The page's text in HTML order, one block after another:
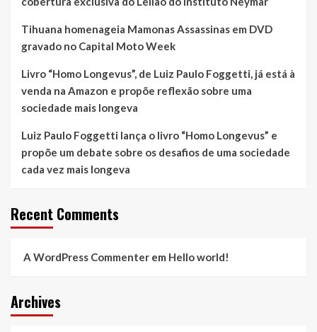
Tihuana homenageia Mamonas Assassinas em DVD
gravado no Capital Moto Week
Livro “Homo Longevus”, de Luiz Paulo Foggetti, já está à
venda na Amazon e propõe reflexão sobre uma
sociedade mais longeva
Luiz Paulo Foggetti lança o livro “Homo Longevus” e
propõe um debate sobre os desafios de uma sociedade
cada vez mais longeva
Recent Comments
A WordPress Commenter em Hello world!
Archives